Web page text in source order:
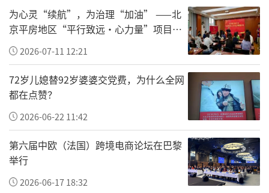
算器仔细核对数字——她是在为92岁的婆婆和自
己交纳党费。朴素的现金，腼腆的笑意，这一
幕被镜头记录下来后，在网络上引发了广泛关
注和点赞。
有网友留言：“现金交的不是党费，是触手可
及的信仰与仪式感。”也有网友分享，自己爷
爷快70年党龄了，哪怕家人名字都记不清了，
还记得说要交党费……
这让人想起另一个曾刷爆网络的画面。2021年7
为心灵“续航”，为治理“加油” ——北
京平房地区“平行致远·心力量”项目让
基层干部轻装上阵
2026-07-11 12:21
72岁儿媳替92岁婆婆交党费，为什么全网
都在点赞？
2026-06-22 11:42
第六届中欧（法国）跨境电商论坛在巴黎
举行
2026-06-17 18:32